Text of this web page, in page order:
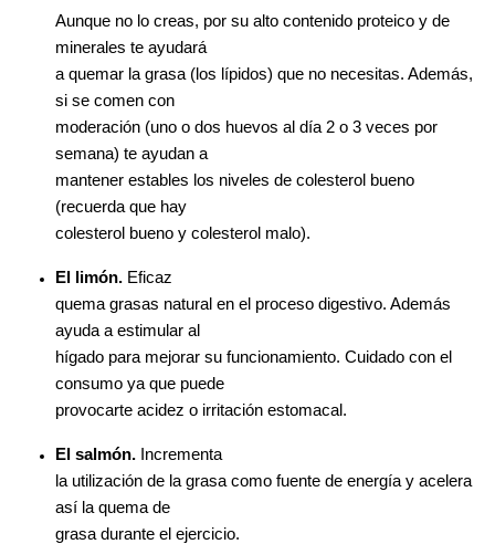
Aunque no lo creas, por su alto contenido proteico y de
minerales te ayudará
a quemar la grasa (los lípidos) que no necesitas. Además,
si se comen con
moderación (uno o dos huevos al día 2 o 3 veces por
semana) te ayudan a
mantener estables los niveles de colesterol bueno
(recuerda que hay
colesterol bueno y colesterol malo).
El limón. Eficaz
quema grasas natural en el proceso digestivo. Además
ayuda a estimular al
hígado para mejorar su funcionamiento. Cuidado con el
consumo ya que puede
provocarte acidez o irritación estomacal.
El salmón. Incrementa
la utilización de la grasa como fuente de energía y acelera
así la quema de
grasa durante el ejercicio.